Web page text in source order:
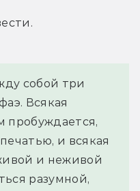
собой три
Всякая
пробуждается,
и всякая
и неживой
разумной,